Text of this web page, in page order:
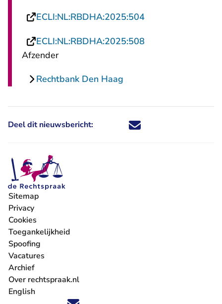
ECLI:NL:RBDHA:2025:504- U verlaat
ECLI:NL:RBDHA:2025:508
Afzender
Rechtbank Den Haag
Deel dit nieuwsbericht: Deel dit nieuwsbericht via X -
Deel dit nieuwsbericht via
Deel dit nieuwsbericht
Deel dit
Sitemap
Privacy
Cookies
Toegankelijkheid
Spoofing
Vacatures
- U verlaat Rechtspraak.nl
Archief
Over rechtspraak.nl
English